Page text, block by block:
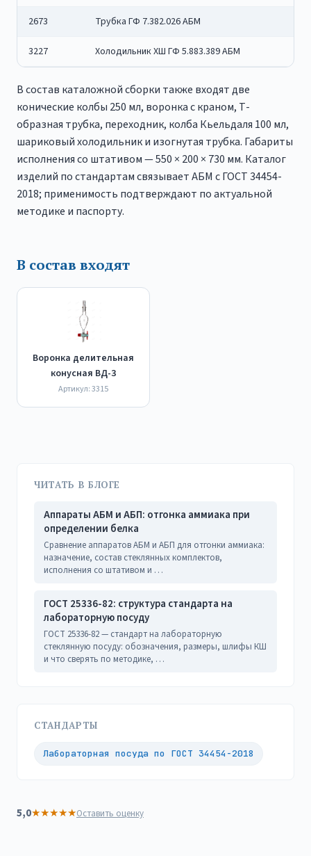
2673 Трубка ГФ 7.382.026 АБМ
3227 Холодильник ХШ ГФ 5.883.389 АБМ
В состав каталожной сборки также входят две
конические колбы 250 мл, воронка с краном, Т-
образная трубка, переходник, колба Кьельдаля 100 мл,
шариковый холодильник и изогнутая трубка. Габариты
исполнения со штативом — 550 × 200 × 730 мм. Каталог
изделий по стандартам связывает АБМ с ГОСТ 34454-
2018; применимость подтверждают по актуальной
методике и паспорту.
В состав входят
Воронка делительная
конусная ВД-3
Артикул: 3315
ЧИТАТЬ В БЛОГЕ
Аппараты АБМ и АБП: отгонка аммиака при
определении белка
Сравнение аппаратов АБМ и АБП для отгонки аммиака:
назначение, состав стеклянных комплектов,
исполнения со штативом и …
ГОСТ 25336-82: структура стандарта на
лабораторную посуду
ГОСТ 25336-82 — стандарт на лабораторную
стеклянную посуду: обозначения, размеры, шлифы КШ
и что сверять по методике, …
СТАНДАРТЫ
Лабораторная посуда по ГОСТ 34454-2018
5,0★★★★★Оставить оценку